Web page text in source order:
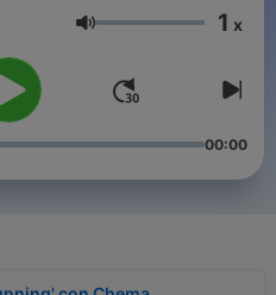
Volume 1 x
00:00